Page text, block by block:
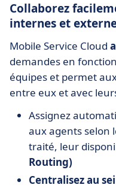
Collaborez
internes et
Mobile Service Cloud
demandes en
équipes et permet
entre eux et avec
Assignez
aux agents selon
traité, leur
Routing)
Centralisez au